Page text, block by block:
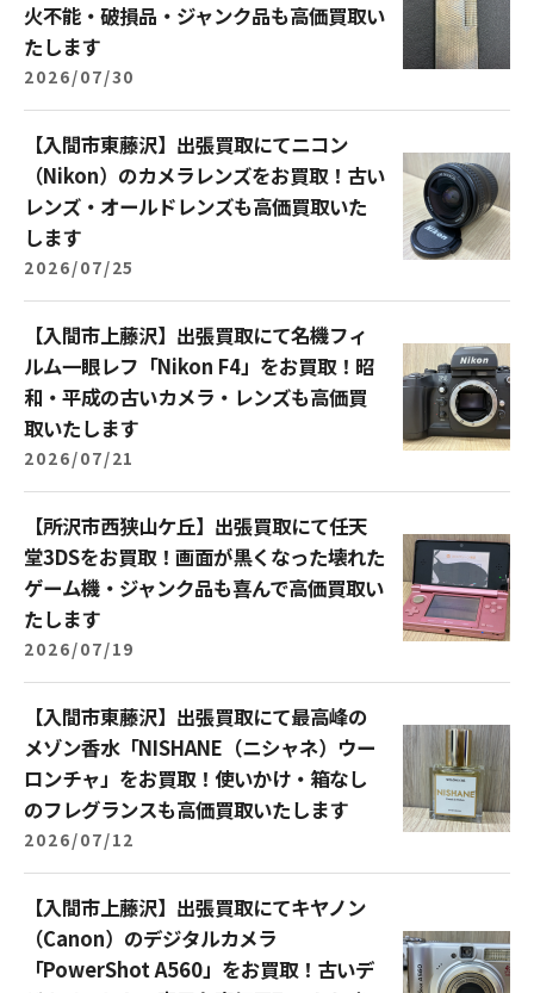
火不能・破損品・ジャンク品も高価買取い
たします
2026/07/30
【入間市東藤沢】出張買取にてニコン
（Nikon）のカメラレンズをお買取！古い
レンズ・オールドレンズも高価買取いた
します
2026/07/25
【入間市上藤沢】出張買取にて名機フィ
ルム一眼レフ「Nikon F4」をお買取！昭
和・平成の古いカメラ・レンズも高価買
取いたします
2026/07/21
【所沢市西狭山ケ丘】出張買取にて任天
堂3DSをお買取！画面が黒くなった壊れた
ゲーム機・ジャンク品も喜んで高価買取い
たします
2026/07/19
【入間市東藤沢】出張買取にて最高峰の
メゾン香水「NISHANE（ニシャネ）ウー
ロンチャ」をお買取！使いかけ・箱なし
のフレグランスも高価買取いたします
2026/07/12
【入間市上藤沢】出張買取にてキヤノン
（Canon）のデジタルカメラ
「PowerShot A560」をお買取！古いデ